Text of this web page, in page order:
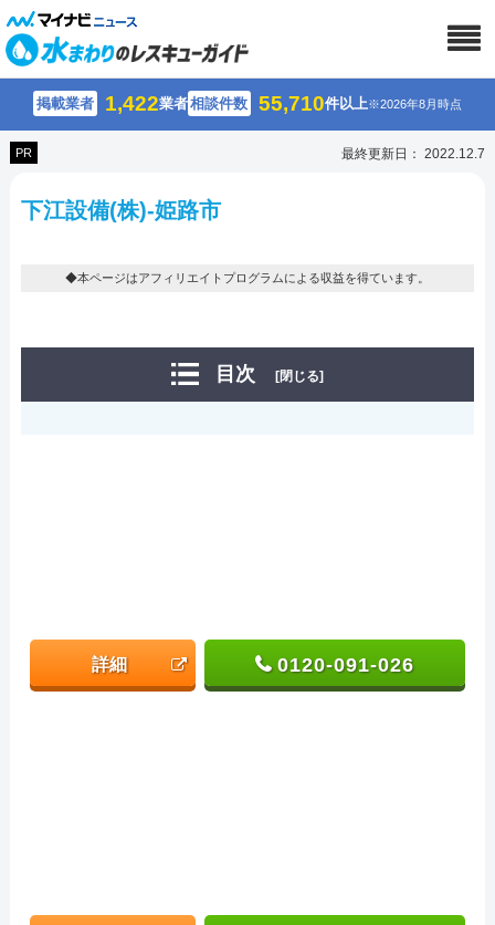
掲載業者 1,422業者相談件数 55,710件以上※2026年8月時点
PR 最終更新日： 2022.12.7
下江設備(株)-姫路市
◆本ページはアフィリエイトプログラムによる収益を得ています。
目次 [閉じる]
詳細 0120-091-026